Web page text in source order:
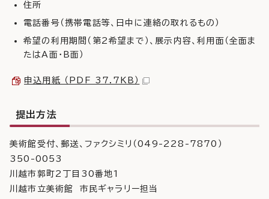
住所
電話番号（携帯電話等、日中に連絡の取れるもの）
希望の利用期間（第2希望まで）、展示内容、利用面（全面ま
たはA面・B面）
申込用紙 （PDF 37.7KB）
提出方法
美術館受付、郵送、ファクシミリ（049-228-7870）
350-0053
川越市郭町2丁目30番地1
川越市立美術館 市民ギャラリー担当